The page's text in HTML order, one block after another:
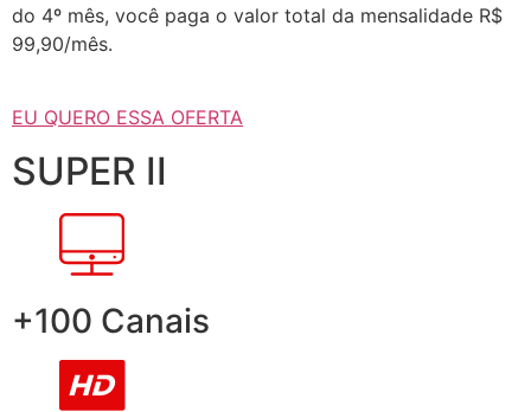
do 4º mês, você paga o valor total da mensalidade R$
99,90/mês.
EU QUERO ESSA OFERTA
SUPER II
+100 Canais